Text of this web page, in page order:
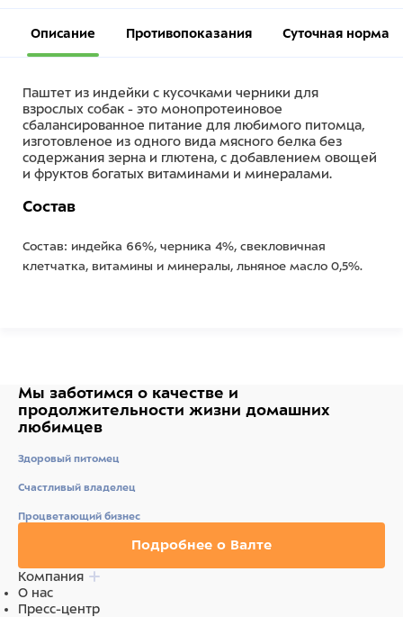
Описание Противопоказания Суточная норма
Паштет из индейки с кусочками черники для
взрослых собак - это монопротеиновое
сбалансированное питание для любимого питомца,
изготовленое из одного вида мясного белка без
содержания зерна и глютена, с добавлением овощей
и фруктов богатых витаминами и минералами.
Состав
Состав: индейка 66%, черника 4%, свекловичная
клетчатка, витамины и минералы, льняное масло 0,5%.
Энергетическая ценность (средние значения) на 100г:
5000МЕ/кг, витамин D3 200МЕ/кг, витамин Е 21МЕ/кг.
Ингредиенты
Мы заботимся о качестве и
продолжительности жизни домашних
любимцев
Здоровый питомец
Счастливый владелец
Процветающий бизнес
Подробнее о Валте
Компания
О нас
Пресс-центр